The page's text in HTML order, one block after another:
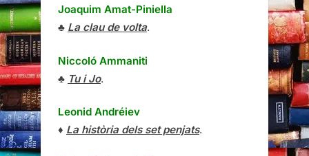
Joaquim Amat-Piniella
♣ La clau de volta.
Niccoló Ammaniti
♣ Tu i Jo.
Leonid Andréiev
♦ La història dels set penjats.